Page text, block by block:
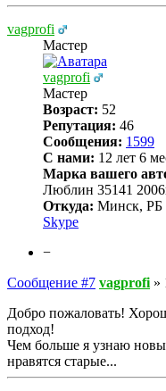
vagprofi
Мастер
vagprofi
Мастер
Возраст: 52
Репутация: 46
Сообщения: 1599
С нами: 12 лет 6
Марка вашего
Люблин 35141
Откуда: Минск, РБ
Skype
−
Сообщение #7 vagprofi »
Добро пожаловать!
подход!
Чем больше я узнаю
нравятся старые...